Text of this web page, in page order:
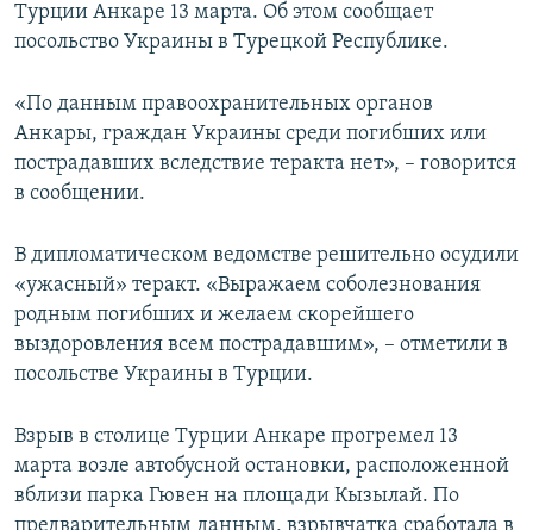
Турции Анкаре 13 марта. Об этом сообщает
посольство Украины в Турецкой Республике.
«По данным правоохранительных органов
Анкары, граждан Украины среди погибших или
пострадавших вследствие теракта нет», – говорится
в сообщении.
В дипломатическом ведомстве решительно осудили
«ужасный» теракт. «Выражаем соболезнования
родным погибших и желаем скорейшего
выздоровления всем пострадавшим», – отметили в
посольстве Украины в Турции.
Взрыв в столице Турции Анкаре прогремел 13
марта возле автобусной остановки, расположенной
вблизи парка Гювен на площади Кызылай. По